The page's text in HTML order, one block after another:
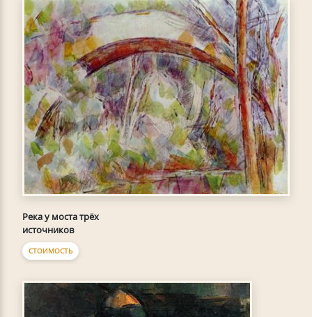
Река у моста трёх
источников
СТОИМОСТЬ